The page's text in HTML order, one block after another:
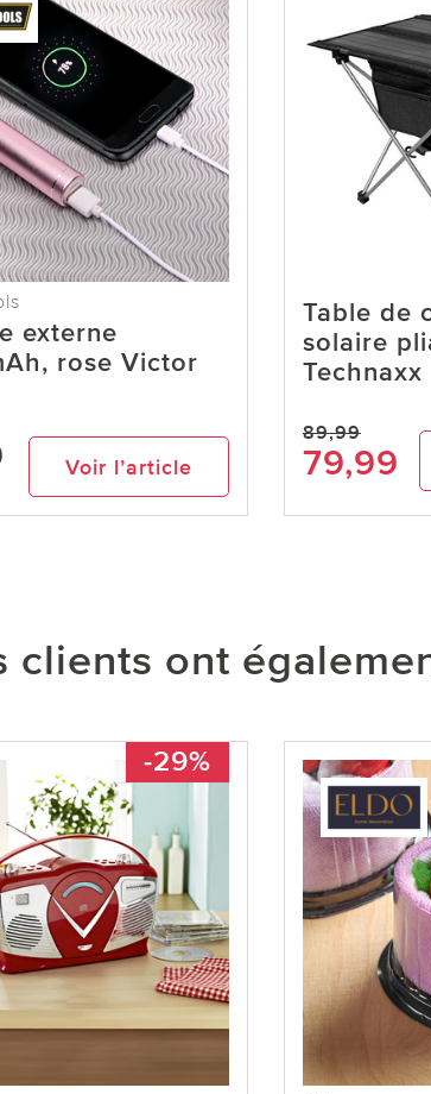
externe
rose Victor
Voir l’article
Table de
solaire
Technaxx
89,99
79,99
clients ont
-29%